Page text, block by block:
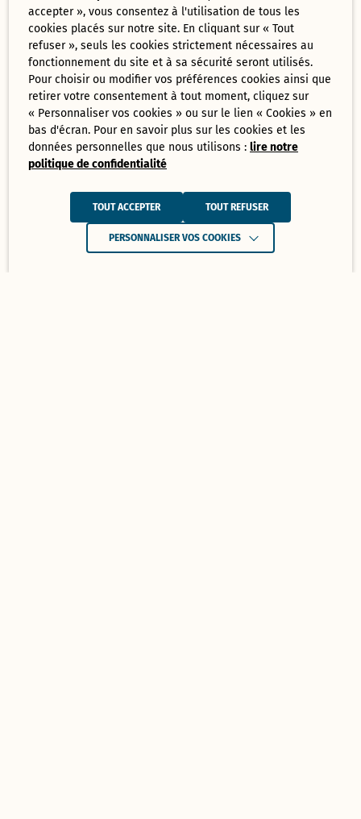
accepter », vous consentez à l'utilisation de tous les
cookies placés sur notre site. En cliquant sur « Tout
refuser », seuls les cookies strictement nécessaires au
fonctionnement du site et à sa sécurité seront utilisés.
Pour choisir ou modifier vos préférences cookies ainsi que
retirer votre consentement à tout moment, cliquez sur
« Personnaliser vos cookies » ou sur le lien « Cookies » en
bas d'écran. Pour en savoir plus sur les cookies et les
données personnelles que nous utilisons :lire notre
politique de confidentialité
TOUT ACCEPTER TOUT REFUSER
PERSONNALISER VOS COOKIES